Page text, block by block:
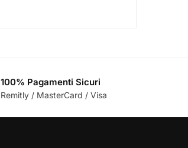
100% Pagamenti Sicuri
Remitly / MasterCard / Visa